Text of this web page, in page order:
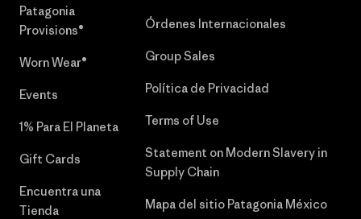
Patagonia
Provisions®
Worn Wear®
Events
1% Para El Planeta
Gift Cards
Encuentra una
Tienda
Órdenes Internacionales
Group Sales
Política de Privacidad
Terms of Use
Statement on Modern Slavery in
Supply Chain
Mapa del sitio Patagonia México